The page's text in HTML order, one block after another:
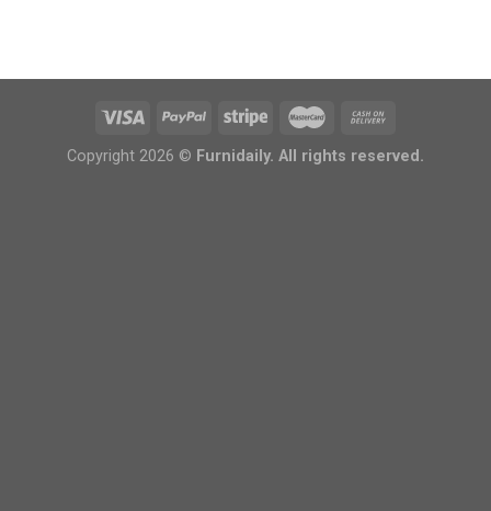
Copyright 2026 © Furnidaily. All rights reserved.